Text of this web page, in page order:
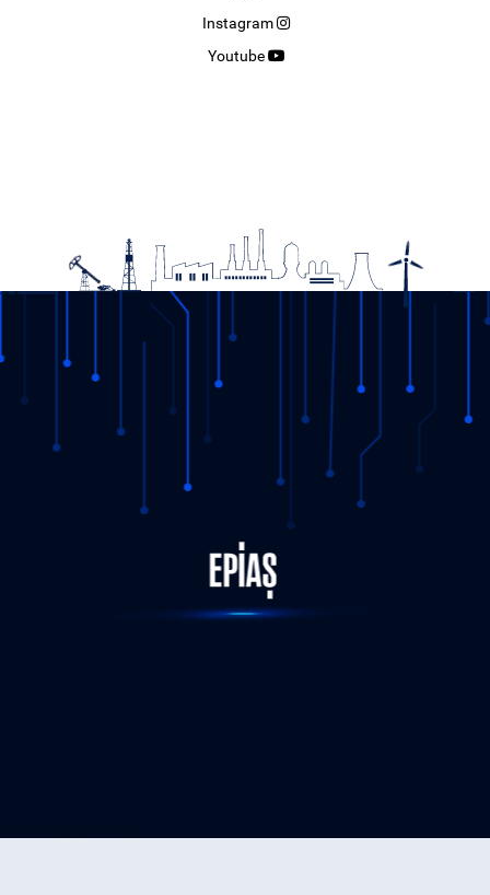
Instagram
Youtube